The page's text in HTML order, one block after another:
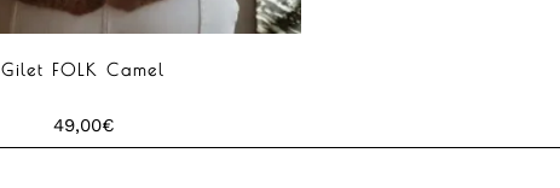
Gilet FOLK Camel
49,00€